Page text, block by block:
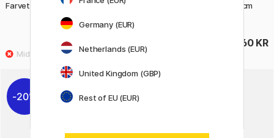
Farvet papir A4 100-pak
Origami Superpack 15x15 cm
60 KR
20%
Germany (EUR)
Netherlands (EUR)
United Kingdom (GBP)
Rest of EU (EUR)